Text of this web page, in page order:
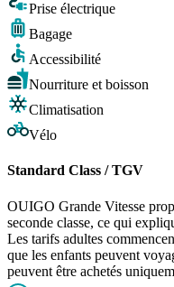
Prise électrique
Bagage
Accessibilité
Nourriture et boisson
Climatisation
Vélo
Standard Class / TGV
OUIGO Grande Vitesse
seconde classe, ce qui
Les tarifs adultes
que les enfants peuvent
peuvent être achetés